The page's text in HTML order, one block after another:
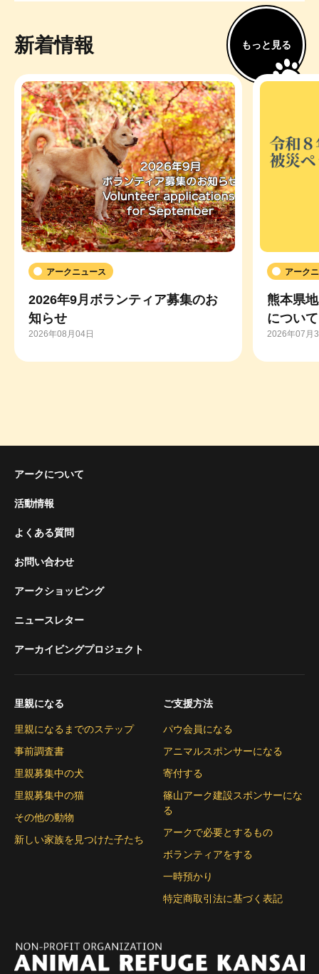
新着情報 もっと見る
アークニュース
2026年9月ボランティア募集のお
知らせ
2026年08月04日
アーク
熊本県
について
2026年07月
アークについて
活動情報
よくある質問
お問い合わせ
アークショッピング
ニュースレター
アーカイビングプロジェクト
里親になる
里親になるまでのステップ
事前調査書
里親募集中の犬
里親募集中の猫
その他の動物
新しい家族を見つけた子たち
ご支援方法
パウ会員になる
アニマルスポンサーになる
寄付する
篠山アーク建設スポンサーにな
る
アークで必要とするもの
ボランティアをする
一時預かり
特定商取引法に基づく表記